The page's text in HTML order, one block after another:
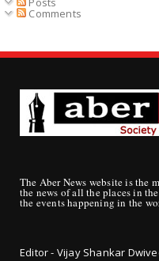
Comments
The Aber News website is the
the news of all the places in
the events happening in the
Editor - Vijay Shankar